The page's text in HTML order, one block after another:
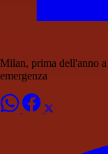
Milan, prima dell'anno
emergenza